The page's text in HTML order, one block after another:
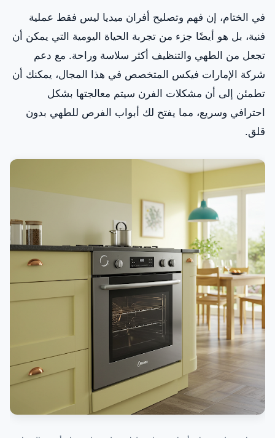
في الختام، إن فهم وتصليح أفران ميديا ليس فقط عملية
فنية، بل هو أيضًا جزء من تجربة الحياة اليومية التي يمكن أن
تجعل من الطهي والتنظيف أكثر سلاسة وراحة. مع دعم
شركة الإمارات فيكس المتخصص في هذا المجال، يمكنك أن
تطمئن إلى أن مشكلات الفرن سيتم معالجتها بشكل
احترافي وسريع، مما يفتح لك أبواب الفرص للطهي بدون
قلق.